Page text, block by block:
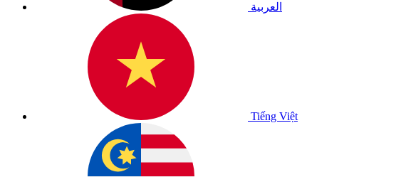
العربية
Tiếng Việt